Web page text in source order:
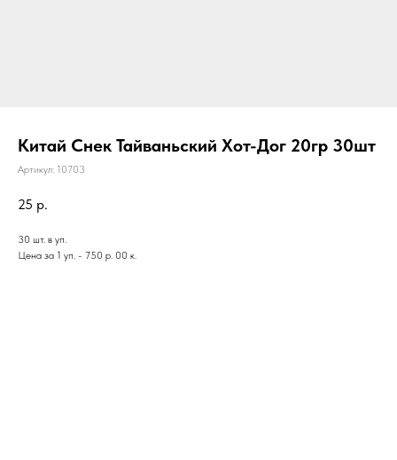
Китай Снек Тайваньский Хот-Дог 20гр 30шт
Артикул: 10703
25 р.
30 шт. в уп.
Цена за 1 уп. - 750 р. 00 к.